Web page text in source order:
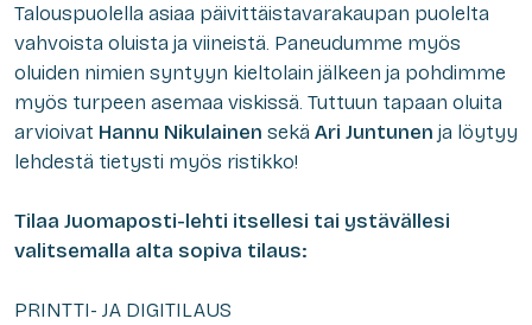
Talouspuolella asiaa päivittäistavarakaupan puolelta
vahvoista oluista ja viineistä. Paneudumme myös
oluiden nimien syntyyn kieltolain jälkeen ja pohdimme
myös turpeen asemaa viskissä. Tuttuun tapaan oluita
arvioivat Hannu Nikulainen sekä Ari Juntunen ja löytyy
lehdestä tietysti myös ristikko!
Tilaa Juomaposti-lehti itsellesi tai ystävällesi
valitsemalla alta sopiva tilaus:
PRINTTI- JA DIGITILAUS